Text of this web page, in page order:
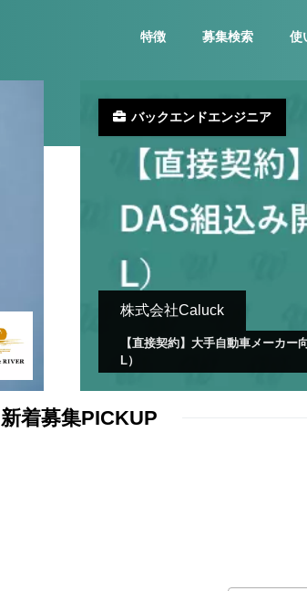
特徴 募集検索 使
新着募集PICKUP
株式会社Caluck
【直接契約】大手自動車メーカー
L）
バックエンドエンジニア